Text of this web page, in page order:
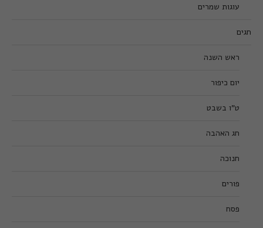
עוגות שמרים
חגים
ראש השנה
יום כיפור
ט”ו בשבט
חג האהבה
חנוכה
פורים
פסח